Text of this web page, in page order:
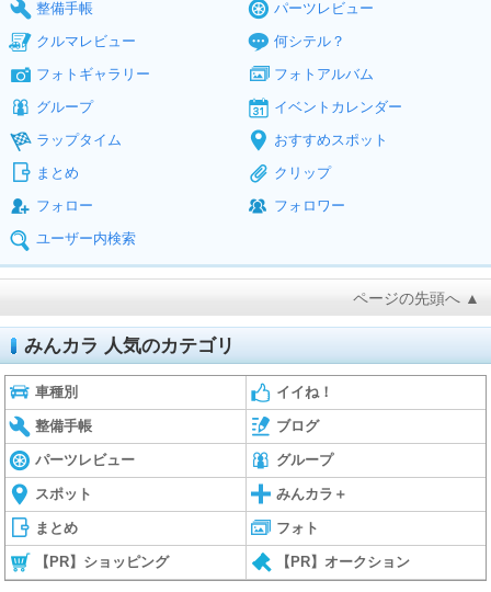
整備手帳
パーツレビュー
クルマレビュー
何シテル？
フォトギャラリー
フォトアルバム
グループ
イベントカレンダー
ラップタイム
おすすめスポット
まとめ
クリップ
フォロー
フォロワー
ユーザー内検索
ページの先頭へ ▲
みんカラ 人気のカテゴリ
車種別 イイね！
整備手帳 ブログ
パーツレビュー グループ
スポット みんカラ＋
まとめ フォト
【PR】ショッピング 【PR】オークション